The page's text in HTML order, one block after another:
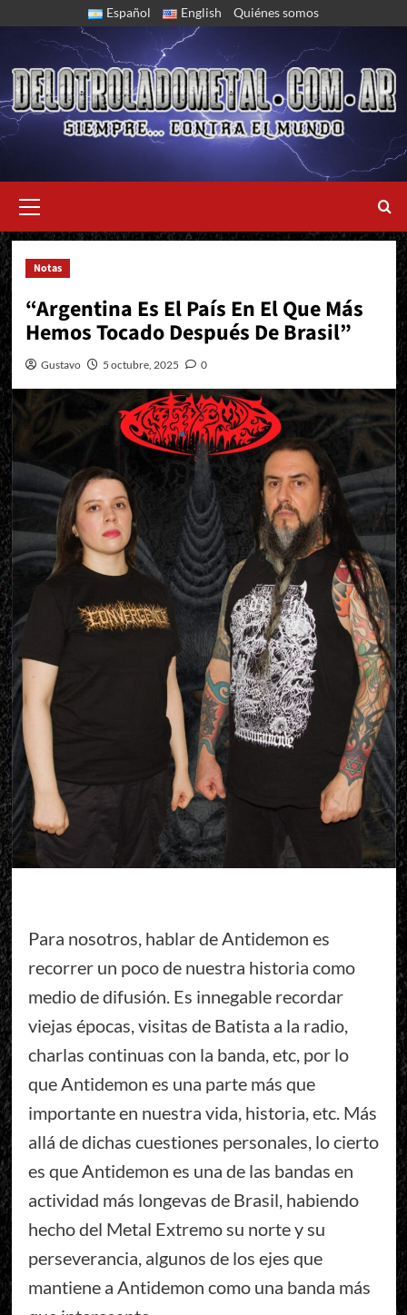
Español English Quiénes somos
Menu
Notas
“Argentina Es El País En El Que Más
Hemos Tocado Después De Brasil”
Gustavo 5 octubre, 2025 0
Para nosotros, hablar de Antidemon es
recorrer un poco de nuestra historia como
medio de difusión. Es innegable recordar
viejas épocas, visitas de Batista a la radio,
charlas continuas con la banda, etc, por lo
que Antidemon es una parte más que
importante en nuestra vida, historia, etc. Más
allá de dichas cuestiones personales, lo cierto
es que Antidemon es una de las bandas en
actividad más longevas de Brasil, habiendo
hecho del Metal Extremo su norte y su
perseverancia, algunos de los ejes que
mantiene a Antidemon como una banda más